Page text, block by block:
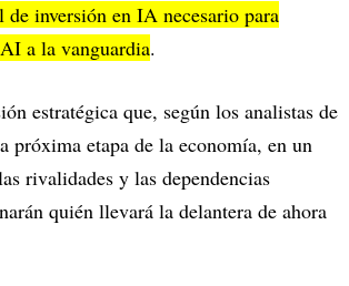
inversión en IA necesario para
a la vanguardia.
estratégica que, según los analistas de
próxima etapa de la economía, en un
rivalidades y las dependencias
quién llevará la delantera de ahora